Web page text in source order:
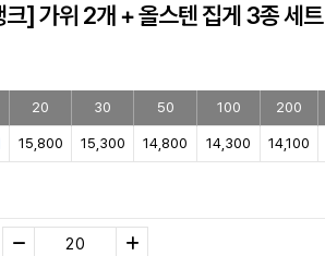
크] 가위 2개 + 올스텐 집게 3종 세트
20 30 50 100 200
15,800 15,300 14,800 14,300 14,100